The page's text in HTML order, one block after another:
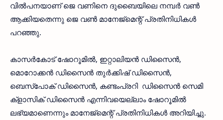
വില്‍പനയാണ് ജെ വണിനെ ദുബൈയിലെ നമ്പര്‍ വണ്‍
ആക്കിയതെന്നു ജെ വണ്‍ മാനേജ്‌മെന്റ് പ്രതിനിധികള്‍
പറഞ്ഞു.
കാസര്‍കോട് ഷോറൂമില്‍, ഇറ്റാലിയന്‍ ഡിസൈന്‍,
മൊറോക്കന്‍ ഡിസൈന്‍ തുര്‍ക്കിഷ് ഡിസൈന്‍,
ബെസ്പോക് ഡിസൈന്‍, കണ്ടംപ്രറി ഡിസൈന്‍ സെമി
ക്ളാസിക് ഡിസൈന്‍ എന്നിവയെല്ലാം ഷോറൂമില്‍
ലഭ്യമാണെന്നും മാനേജ്‌മെന്റ് പ്രതിനിധികള്‍ അറിയിച്ചു.